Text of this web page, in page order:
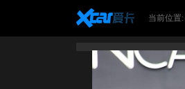
当前位置: